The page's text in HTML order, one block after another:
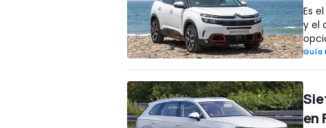
Es
y el
Guía
en